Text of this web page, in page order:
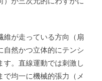
維が走っている方向（扇
自然かつ立体的にテンシ
す。直線運動では刺激し
で均一に機械的張力（メ